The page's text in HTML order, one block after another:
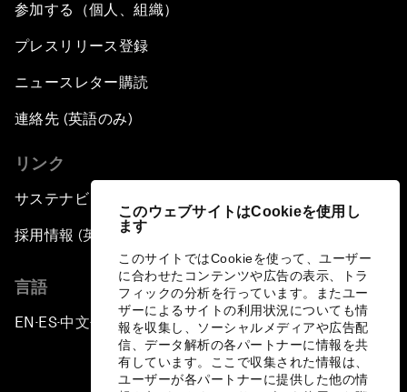
このウェブサイトはCookieを使用し
ます
このサイトではCookieを使って、ユーザー
に合わせたコンテンツや広告の表示、トラ
フィックの分析を行っています。またユー
ザーによるサイトの利用状況についても情
報を収集し、ソーシャルメディアや広告配
信、データ解析の各パートナーに情報を共
有しています。ここで収集された情報は、
ユーザーが各パートナーに提供した他の情
参加する（個人、組織）
プレスリリース登録
ニュースレター購読
連絡先 (英語のみ)
リンク
サステナビリティへの取り組み
採用情報 (英語のみ)
言語
EN ▪ ES▪中文▪ 日本語